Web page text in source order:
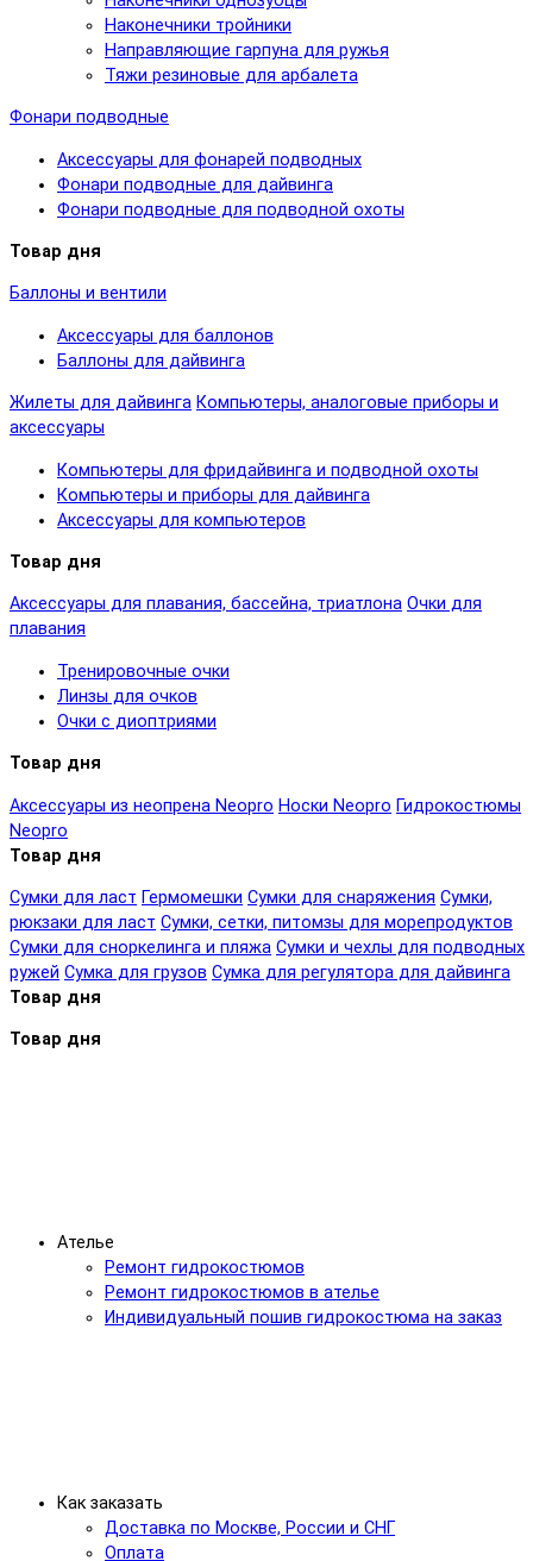
Наконечники тройники
Направляющие гарпуна для ружья
Тяжи резиновые для арбалета
Фонари подводные
Аксессуары для фонарей подводных
Фонари подводные для дайвинга
Фонари подводные для подводной охоты
Товар дня
Баллоны и вентили
Аксессуары для баллонов
Баллоны для дайвинга
Жилеты для дайвинга Компьютеры, аналоговые приборы и
аксессуары
Компьютеры для фридайвинга и подводной охоты
Компьютеры и приборы для дайвинга
Аксессуары для компьютеров
Товар дня
Аксессуары для плавания, бассейна, триатлона Очки для
плавания
Тренировочные очки
Линзы для очков
Очки с диоптриями
Товар дня
Аксессуары из неопрена Neopro Носки Neopro Гидрокостюмы
Neopro
Товар дня
Сумки для ласт Гермомешки Сумки для снаряжения Сумки,
рюкзаки для ласт Сумки, сетки, питомзы для морепродуктов
Сумки для сноркелинга и пляжа Сумки и чехлы для подводных
ружей Сумка для грузов Сумка для регулятора для дайвинга
Товар дня
Товар дня
Ателье
Ремонт гидрокостюмов
Ремонт гидрокостюмов в ателье
Индивидуальный пошив гидрокостюма на заказ
Как заказать
Доставка по Москве, России и СНГ
Оплата